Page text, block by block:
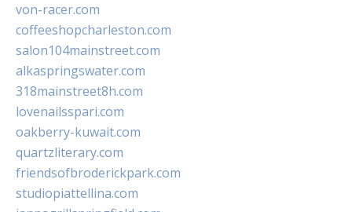
von-racer.com
coffeeshopcharleston.com
salon104mainstreet.com
alkaspringswater.com
318mainstreet8h.com
lovenailsspari.com
oakberry-kuwait.com
quartzliterary.com
friendsofbroderickpark.com
studiopiattellina.com